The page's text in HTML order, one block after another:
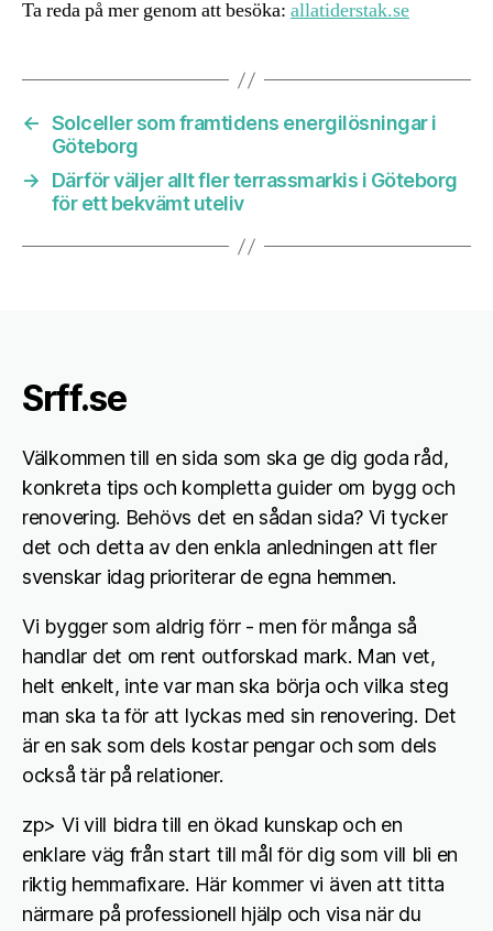
Ta reda på mer genom att besöka: allatiderstak.se
← Solceller som framtidens energilösningar i
Göteborg
→
Därför väljer allt fler terrassmarkis i Göteborg
för ett bekvämt uteliv
Srff.se
Välkommen till en sida som ska ge dig goda råd,
konkreta tips och kompletta guider om bygg och
renovering. Behövs det en sådan sida? Vi tycker
det och detta av den enkla anledningen att fler
svenskar idag prioriterar de egna hemmen.
Vi bygger som aldrig förr - men för många så
handlar det om rent outforskad mark. Man vet,
helt enkelt, inte var man ska börja och vilka steg
man ska ta för att lyckas med sin renovering. Det
är en sak som dels kostar pengar och som dels
också tär på relationer.
zp> Vi vill bidra till en ökad kunskap och en
enklare väg från start till mål för dig som vill bli en
riktig hemmafixare. Här kommer vi även att titta
närmare på professionell hjälp och visa när du